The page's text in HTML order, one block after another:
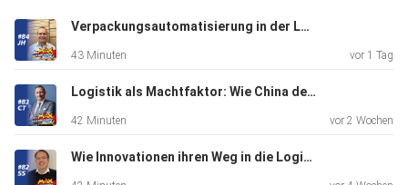
richtet sich
gezielt an Produktionsunternehmen im Mittelstand.
Gemeinsam
sprechen Max und Kevin über die Herausforderungen
moderner
Automatisierung und
die Frage, wie flexible Robotik bestehende
Verpackungsautomatisierung in der Logistik: Weniger Material, mehr Stabilität
43 Minuten vor 1 Tag
Logistik als Machtfaktor: Wie China den globalen E-Commerce strategisch neu ordnet
42 Minuten vor 2 Wochen
Wie Innovationen ihren Weg in die Logistik finden